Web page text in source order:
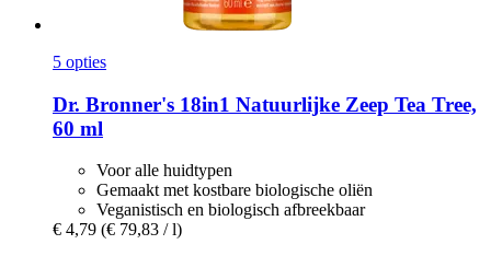
5 opties
Dr. Bronner's 18in1 Natuurlijke Zeep Tea Tree,
60 ml
Voor alle huidtypen
Gemaakt met kostbare biologische oliën
Veganistisch en biologisch afbreekbaar
€ 4,79 (€ 79,83 / l)